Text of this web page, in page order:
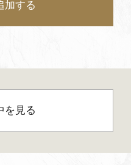
加する
を見る